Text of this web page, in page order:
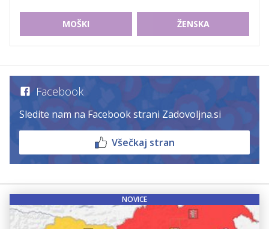
MOŠKI ŽENSKA
Facebook
Sledite nam na Facebook strani Zadovoljna.si
Všečkaj stran
NOVICE